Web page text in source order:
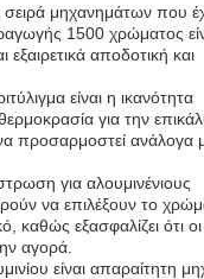
μηχανημάτων που
1500 χρώματος
αποδοτική και
είναι η ικανότητα
για την
προσαρμοστεί ανάλογα
για αλουμινένιους
να επιλέξουν το
καθώς εξασφαλίζει ότι οι
αγορά.
είναι απαραίτητη